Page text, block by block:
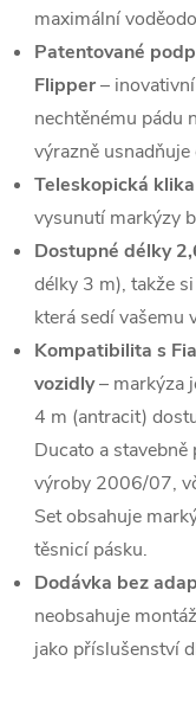
maximální
Patentované
Flipper–
nechtěnému pádu
výrazně
Teleskopická klika
vysunutí markýzy
Dostupné délky
délky 3 m), takže
která sedí vašemu
Kompatibilita s
vozidly– markýza
4 m (antracit)
Ducato a
výroby 2006/07,
Set obsahuje
těsnicí pásku.
Dodávka bez
neobsahuje
jako příslušenství